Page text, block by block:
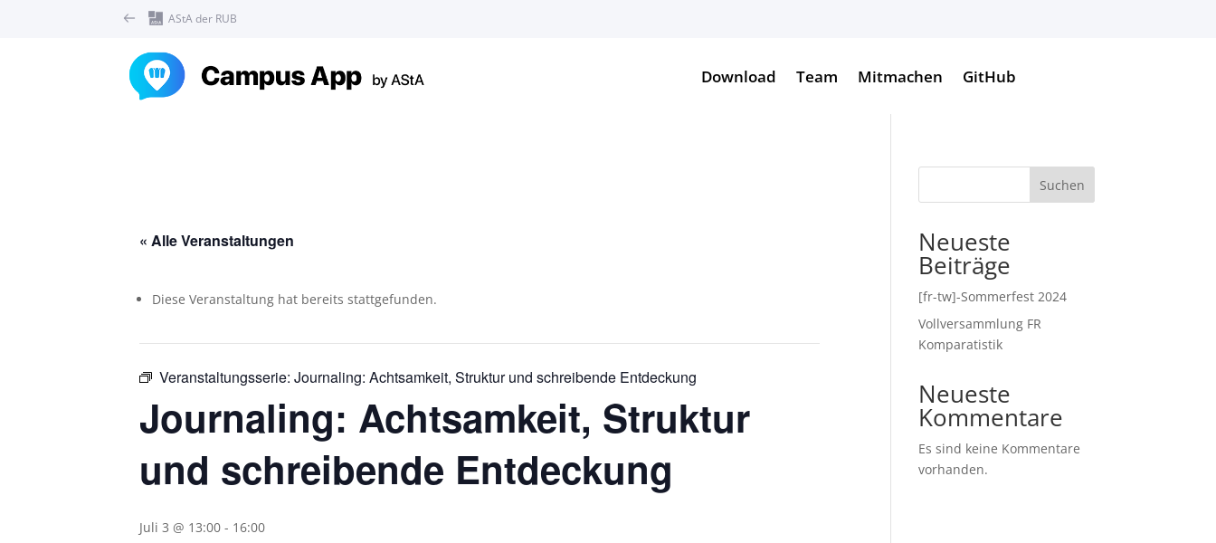
AStA der RUB
Download Team Mitmachen GitHub
« Alle Veranstaltungen
Diese Veranstaltung hat bereits stattgefunden.
Veranstaltungsserie:Journaling: Achtsamkeit, Struktur und schreibende Entdeckung
Journaling: Achtsamkeit, Struktur
und schreibende Entdeckung
Juli 3 @ 13:00 - 16:00
Suchen
Neueste
Beiträge
[fr-tw]-Sommerfest 2024
Vollversammlung FR
Komparatistik
Neueste
Kommentare
Es sind keine Kommentare
vorhanden.